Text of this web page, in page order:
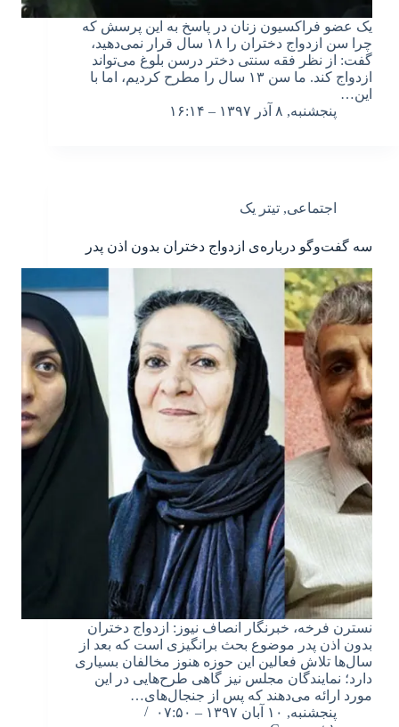
یک عضو فراکسیون زنان در پاسخ به این پرسش که
چرا سن ازدواج دختران را ۱۸ سال قرار نمی‌دهید،
گفت: از نظر فقه سنتی دختر درسن بلوغ می‌تواند
ازدواج کند. ما سن ۱۳ سال را مطرح کردیم، اما با
این…
پنجشنبه, ۸ آذر ۱۳۹۷ – ۱۶:۱۴
اجتماعی, تیتر یک
سه گفت‌وگو درباره‌ی ازدواج دختران بدون اذن پدر
نسترن فرخه، خبرنگار انصاف نیوز: ازدواج دختران
بدون اذن پدر موضوع بحث برانگیزی است که بعد از
سال‌ها تلاش فعالین این حوزه هنوز مخالفان بسیاری
دارد؛ نمایندگان مجلس نیز گاهی طرح‌‌هایی در این
مورد ارائه می‌دهند که پس از جنجال‌های…
پنجشنبه, ۱۰ آبان ۱۳۹۷ – ۰۷:۵۰